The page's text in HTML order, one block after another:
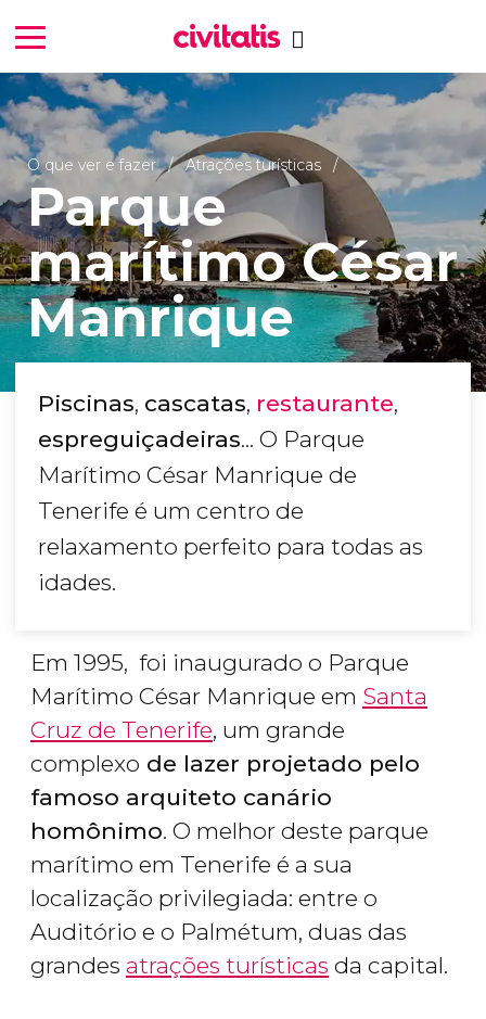
O que ver e fazer Atrações turísticas
Parque
marítimo César
Manrique
Piscinas, cascatas, restaurante,
espreguiçadeiras... O Parque
Marítimo César Manrique de
Tenerife é um centro de
relaxamento perfeito para todas as
idades.
Em 1995, foi inaugurado o Parque
Marítimo César Manrique em Santa
Cruz de Tenerife, um grande
complexo de lazer projetado pelo
famoso arquiteto canário
homônimo. O melhor deste parque
marítimo em Tenerife é a sua
localização privilegiada: entre o
Auditório e o Palmétum, duas das
grandes atrações turísticas da capital.